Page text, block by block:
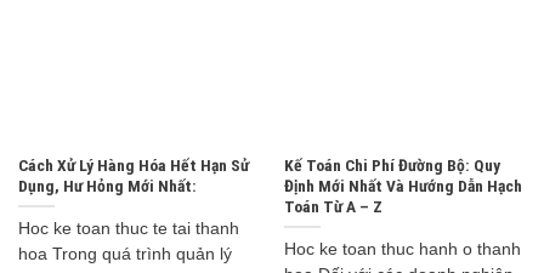
Cách Xử Lý Hàng Hóa Hết Hạn Sử
Dụng, Hư Hỏng Mới Nhất:
Hoc ke toan thuc te tai thanh
hoa Trong quá trình quản lý
Kế Toán Chi Phí Đường Bộ: Quy
Định Mới Nhất Và Hướng Dẫn Hạch
Toán Từ A – Z
Hoc ke toan thuc hanh o thanh